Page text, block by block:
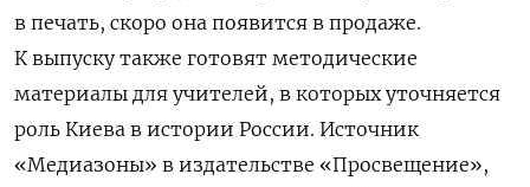
в печать, скоро она появится в продаже.
К выпуску также готовят методические
материалы для учителей, в которых уточняется
роль Киева в истории России. Источник
«Медиазоны» в издательстве «Просвещение»,